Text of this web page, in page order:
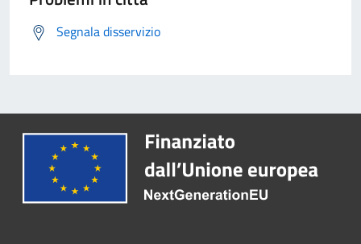
Segnala disservizio